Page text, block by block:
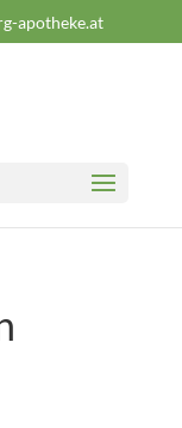
apotheke.at